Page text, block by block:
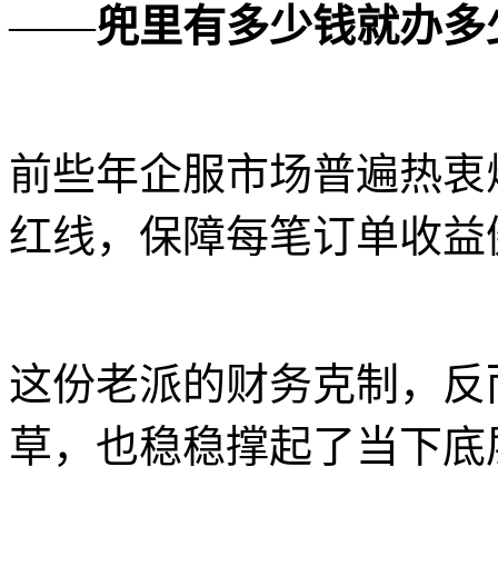
——兜里有多少钱就办
前些年企服市场普遍热
红线，保障每笔订单收
这份老派的财务克制，
草，也稳稳撑起了当下